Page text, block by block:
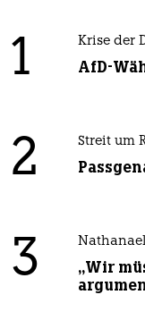
1 Krise der
AfD-
2 Streit um
3
„Wir